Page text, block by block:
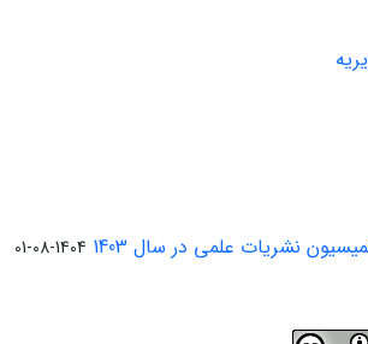
نشریات علمی در سال 1403 1404-08-01